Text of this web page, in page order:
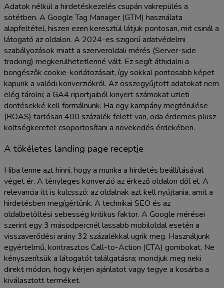
Adatok nélkül a hirdetéskezelés csupán vakrepülés a
sötétben. A Google Tag Manager (GTM) használata
alapfeltétel, hiszen ezen keresztül látjuk pontosan, mit csinál a
látogató az oldalon. A 2024-es szigorú adatvédelmi
szabályozások miatt a szerveroldali mérés (Server-side
tracking) megkerülhetetlenné vált. Ez segít áthidalni a
böngészők cookie-korlátozásait, így sokkal pontosabb képet
kapunk a valódi konverziókról. Az összegyűjtött adatokat nem
elég tárolni; a GA4 riportjaiból kinyert számokat üzleti
döntésekké kell formálnunk. Ha egy kampány megtérülése
(ROAS) tartósan 400 százalék felett van, oda érdemes plusz
költségkeretet csoportosítani a növekedés érdekében.
A tökéletes landing page receptje
Hiba lenne azt hinni, hogy a munka a hirdetés beállításával
véget ér. A tényleges konverzió az érkező oldalon dől el. A
relevancia itt is kulcsszó: az oldalnak azt kell nyújtania, amit a
hirdetésben megígértünk. A technikai SEO és az
oldalbetöltési sebesség kritikus faktor. A Google mérései
szerint egy 3 másodpercnél lassabb mobiloldal esetén a
visszaverődési arány 32 százalékkal ugrik meg. Használjunk
egyértelmű, kontrasztos Call-to-Action (CTA) gombokat. Ne
kényszerítsük a látogatót találgatásra; mondjuk meg neki
direkt módon, hogy kérjen ajánlatot vagy tegye a kosárba a
kiválasztott terméket.